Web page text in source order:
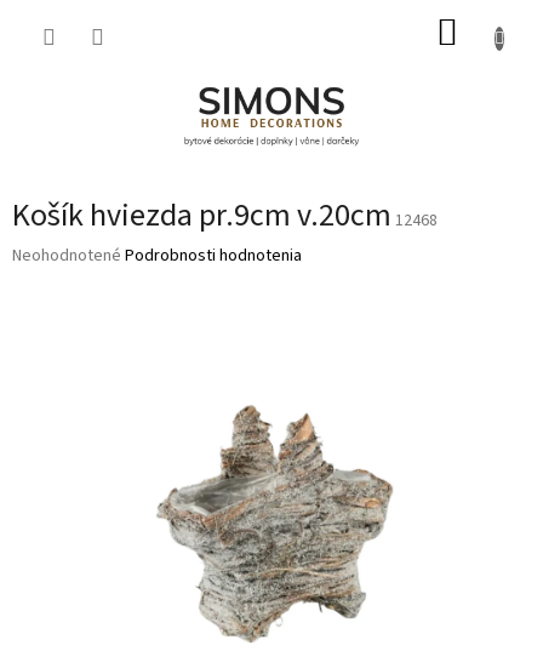
Košík hviezda pr.9cm v.20cm 12468
Priemerné
Neohodnotené Podrobnosti hodnotenia